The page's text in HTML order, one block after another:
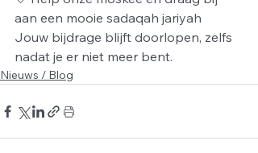
aan een mooie sadaqah jariyah
Jouw bijdrage blijft doorlopen, zelfs
nadat je er niet meer bent.
Nieuws / Blog